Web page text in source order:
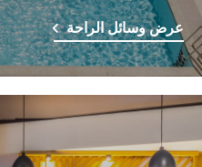
عرض وسائل الراحة